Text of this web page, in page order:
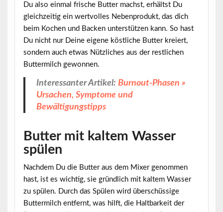
Du also einmal frische Butter machst, erhältst Du
gleichzeitig ein wertvolles Nebenprodukt, das dich
beim Kochen und Backen unterstützen kann. So hast
Du nicht nur Deine eigene köstliche Butter kreiert,
sondern auch etwas Nützliches aus der restlichen
Buttermilch gewonnen.
Interessanter Artikel:Burnout-Phasen »
Ursachen, Symptome und
Bewältigungstipps
Butter mit kaltem Wasser
spülen
Nachdem Du die Butter aus dem Mixer genommen
hast, ist es wichtig, sie gründlich mit kaltem Wasser
zu spülen. Durch das Spülenwird überschüssige
Buttermilch entfernt, was hilft, die Haltbarkeit der